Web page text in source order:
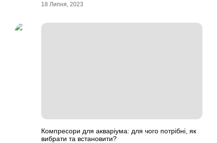
18 Липня, 2023
Компресори для акваріума: для чого потрібні, як
вибрати та встановити?